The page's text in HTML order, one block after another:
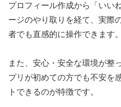
プロフィール作成から「いい
ージのやり取りを経て、実際
者でも直感的に操作できます。
また、安心・安全な環境が整
プリが初めての方でも不安を
トできるのが特徴です。